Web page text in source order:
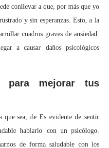
conllevar a que, por más que yo
y sin esperanzas. Esto, a la
cuadros graves de ansiedad.
a causar daños psicológicos
para mejorar tus
sea, de Es evidente de sentir
hablarlo con un psicólogo.
de forma saludable con los